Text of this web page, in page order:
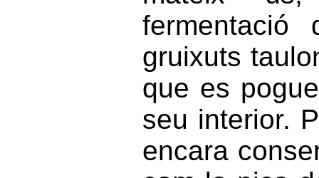
gruixuts
que es
seu interior.
encara